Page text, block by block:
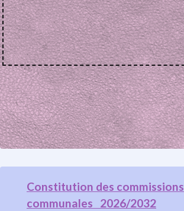
Constitution des commissions
communales 2026/2032